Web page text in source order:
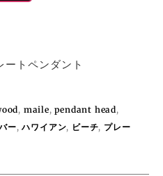
ートペンダント
, maile,pendant head ,
ー,ハワイアン, ビーチ, プレー